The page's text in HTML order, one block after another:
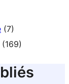
(7)
(169)